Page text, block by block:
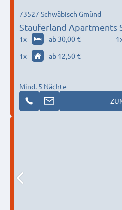
Stauferland Apartments
73527 Schwäbisch Gmünd
1x ab 30,00 € 1
1x ab 12,50 €
Mind. 5 Nächte